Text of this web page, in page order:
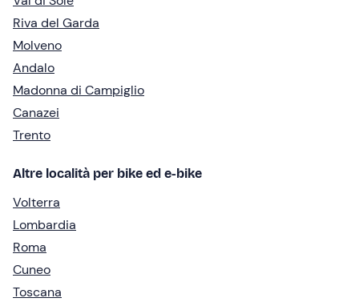
Riva del Garda
Molveno
Andalo
Madonna di Campiglio
Canazei
Trento
Altre località per bike ed e-bike
Volterra
Lombardia
Roma
Cuneo
Toscana